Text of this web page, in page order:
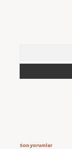
Son yorumlar